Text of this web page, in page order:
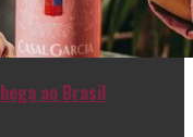
ao Brasil